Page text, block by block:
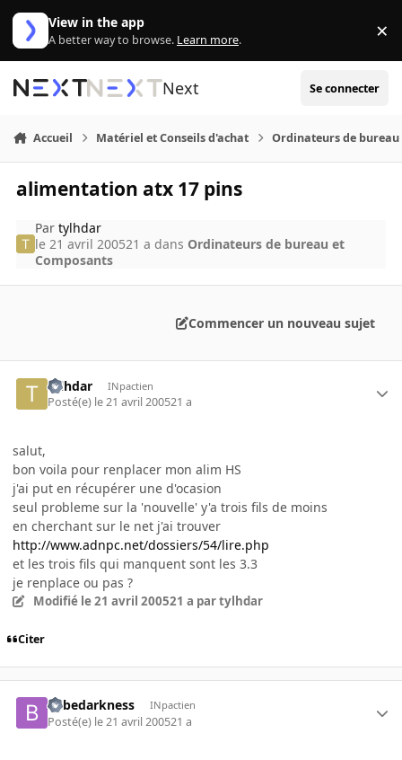
Aller au contenu
View in the app
A better way to browse. Learn more. ×
Next Se connecter
Accueil Matériel et Conseils d'achat Ordinateurs de bureau
alimentation atx 17 pins
Partylhdar
le 21 avril 200521 a dans Ordinateurs de bureau et
Composants
Commencer un nouveau sujet
tylhdar INpactien
Posté(e) le 21 avril 200521 a
salut,
bon voila pour renplacer mon alim HS
j'ai put en récupérer une d'ocasion
seul probleme sur la 'nouvelle' y'a trois fils de moins
en cherchant sur le net j'ai trouver
http://www.adnpc.net/dossiers/54/lire.php
et les trois fils qui manquent sont les 3.3
je renplace ou pas ?
Modifié le 21 avril 200521 a par tylhdar
Citer
bebedarkness INpactien
Posté(e) le 21 avril 200521 a